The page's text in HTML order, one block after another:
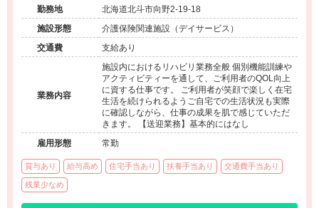
勤務地
北海道北斗市向野2-19-18
施設形態
介護保険関連施設（デイサービス）
交通費
支給あり
業務内容
施設内におけるリハビリ業務全般 個別機能訓練や
アクティビティーを通して、ご利用者のQOL向上
に資する仕事です。 ご利用者が笑顔で楽しく在宅
生活を続けられるようご自宅での生活状況も実際
に確認しながら、仕事の成果を肌で感じていただ
きます。 【送迎業務】基本的にはなし
雇用形態
常勤
賞与あり 給与高め 住宅手当あり 扶養手当あり 交通費手当あり
残業少なめ